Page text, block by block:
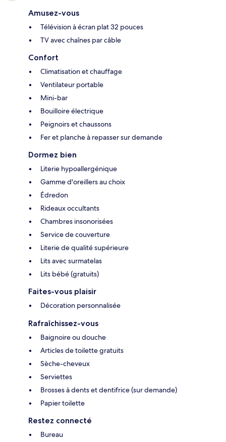
Amusez-vous
Télévision à écran plat 32 pouces
TV avec chaînes par câble
Confort
Climatisation et chauffage
Ventilateur portable
Mini-bar
Bouilloire électrique
Peignoirs et chaussons
Fer et planche à repasser sur demande
Dormez bien
Literie hypoallergénique
Gamme d'oreillers au choix
Édredon
Rideaux occultants
Chambres insonorisées
Service de couverture
Literie de qualité supérieure
Lits avec surmatelas
Lits bébé (gratuits)
Faites-vous plaisir
Décoration personnalisée
Rafraîchissez-vous
Baignoire ou douche
Articles de toilette gratuits
Sèche-cheveux
Serviettes
Brosses à dents et dentifrice (sur demande)
Papier toilette
Restez connecté
Bureau